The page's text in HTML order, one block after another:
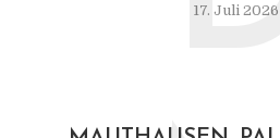
17. Juli 2026